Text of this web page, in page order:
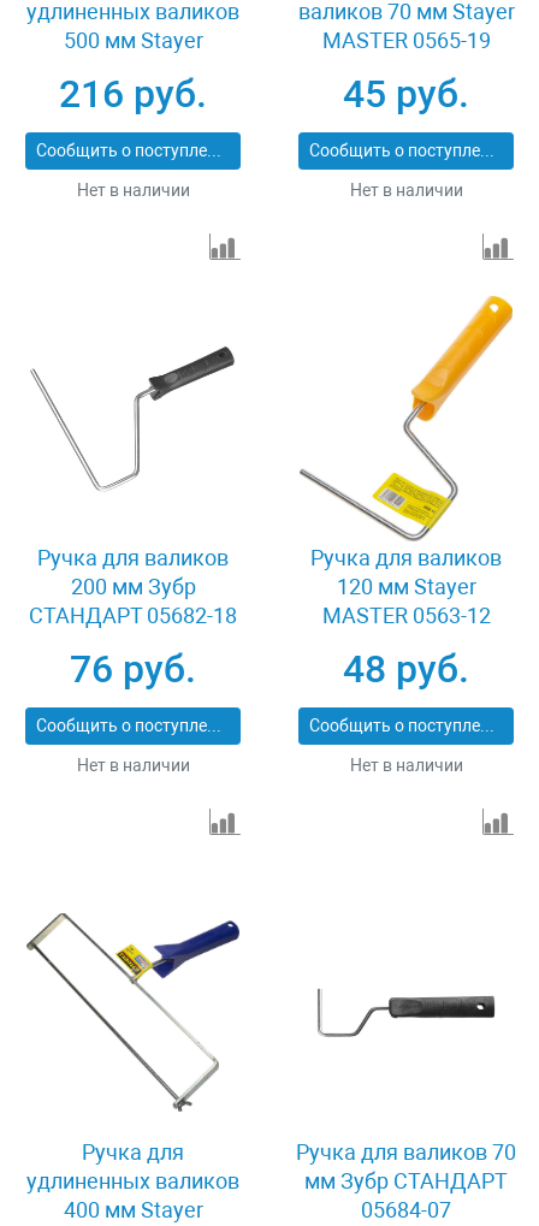
удлиненных валиков
500 мм Stayer
216 руб.
Сообщить о поступлении
Нет в наличии
валиков 70 мм Stayer
MASTER 0565-19
45 руб.
Сообщить о поступлении
Нет в наличии
Ручка для валиков
200 мм Зубр
СТАНДАРТ 05682-18
76 руб.
Сообщить о поступлении
Нет в наличии
Ручка для валиков
120 мм Stayer
MASTER 0563-12
48 руб.
Сообщить о поступлении
Нет в наличии
Ручка для
удлиненных валиков
400 мм Stayer
Ручка для валиков 70
мм Зубр СТАНДАРТ
05684-07